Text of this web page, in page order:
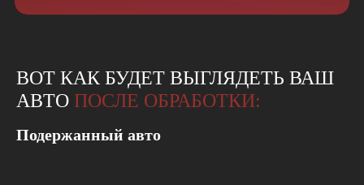
ВОТ КАК БУДЕТ ВЫГЛЯДЕТЬ ВАШ
АВТО ПОСЛЕ ОБРАБОТКИ:
Подержанный авто